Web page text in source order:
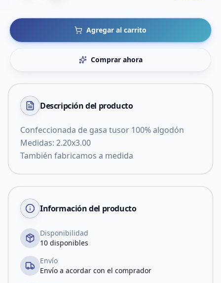
Agregar al carrito
Comprar ahora
Descripción del producto
Confeccionada de gasa tusor 100% algodón
Medidas: 2.20x3.00
También fabricamos a medida
Información del producto
Disponibilidad
10 disponibles
Envío
Envío a acordar con el comprador